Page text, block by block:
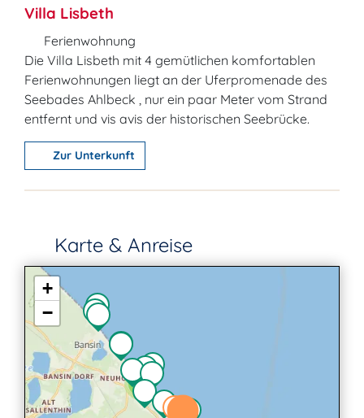
Villa Lisbeth
Ferienwohnung
Die Villa Lisbeth mit 4 gemütlichen komfortablen
Ferienwohnungen liegt an der Uferpromenade des
Seebades Ahlbeck , nur ein paar Meter vom Strand
entfernt und vis avis der historischen Seebrücke.
Zur Unterkunft
Karte & Anreise
4
+
−